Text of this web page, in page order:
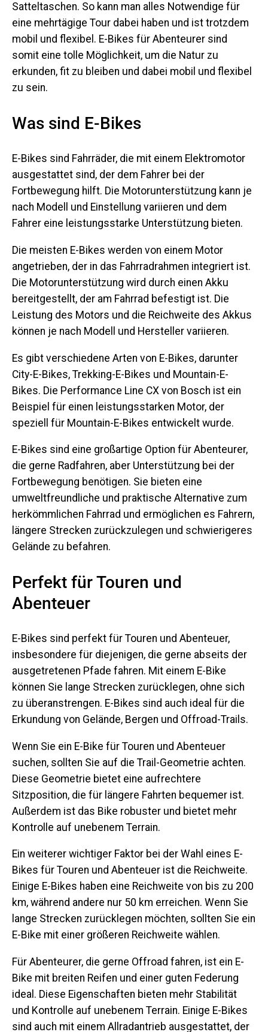
Satteltaschen. So kann man alles Notwendige für
eine mehrtägige Tour dabei haben und ist trotzdem
mobil und flexibel. E-Bikes für Abenteurer sind
somit eine tolle Möglichkeit, um die Natur zu
erkunden, fit zu bleiben und dabei mobil und flexibel
zu sein.
Was sind E-Bikes
E-Bikes sind Fahrräder, die mit einem Elektromotor
ausgestattet sind, der dem Fahrer bei der
Fortbewegung hilft. Die Motorunterstützung kann je
nach Modell und Einstellung variieren und dem
Fahrer eine leistungsstarke Unterstützung bieten.
Die meisten E-Bikes werden von einem Motor
angetrieben, der in das Fahrradrahmen integriert ist.
Die Motorunterstützung wird durch einen Akku
bereitgestellt, der am Fahrrad befestigt ist. Die
Leistung des Motors und die Reichweite des Akkus
können je nach Modell und Hersteller variieren.
Es gibt verschiedene Arten von E-Bikes, darunter
City-E-Bikes, Trekking-E-Bikes und Mountain-E-
Bikes. Die Performance Line CX von Bosch ist ein
Beispiel für einen leistungsstarken Motor, der
speziell für Mountain-E-Bikes entwickelt wurde.
E-Bikes sind eine großartige Option für Abenteurer,
die gerne Radfahren, aber Unterstützung bei der
Fortbewegung benötigen. Sie bieten eine
umweltfreundliche und praktische Alternative zum
herkömmlichen Fahrrad und ermöglichen es Fahrern,
längere Strecken zurückzulegen und schwierigeres
Gelände zu befahren.
Perfekt für Touren und
Abenteuer
E-Bikes sind perfekt für Touren und Abenteuer,
insbesondere für diejenigen, die gerne abseits der
ausgetretenen Pfade fahren. Mit einem E-Bike
können Sie lange Strecken zurücklegen, ohne sich
zu überanstrengen. E-Bikes sind auch ideal für die
Erkundung von Gelände, Bergen und Offroad-Trails.
Wenn Sie ein E-Bike für Touren und Abenteuer
suchen, sollten Sie auf die Trail-Geometrie achten.
Diese Geometrie bietet eine aufrechtere
Sitzposition, die für längere Fahrten bequemer ist.
Außerdem ist das Bike robuster und bietet mehr
Kontrolle auf unebenem Terrain.
Ein weiterer wichtiger Faktor bei der Wahl eines E-
Bikes für Touren und Abenteuer ist die Reichweite.
Einige E-Bikes haben eine Reichweite von bis zu 200
km, während andere nur 50 km erreichen. Wenn Sie
lange Strecken zurücklegen möchten, sollten Sie ein
E-Bike mit einer größeren Reichweite wählen.
Für Abenteurer, die gerne Offroad fahren, ist ein E-
Bike mit breiten Reifen und einer guten Federung
ideal. Diese Eigenschaften bieten mehr Stabilität
und Kontrolle auf unebenem Terrain. Einige E-Bikes
sind auch mit einem Allradantrieb ausgestattet, der